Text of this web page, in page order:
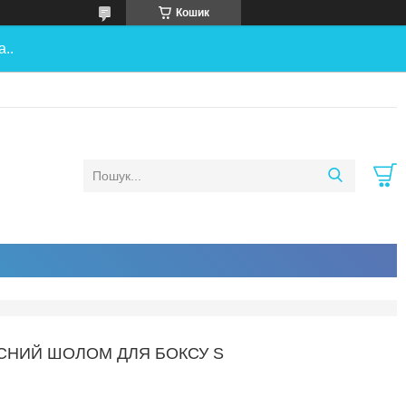
Кошик
ШОЛОМ ДЛЯ БОКСУ S